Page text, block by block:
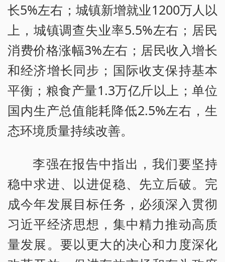
长5%左右；城镇新增就业1200万人以
上，城镇调查失业率5.5%左右；居民
消费价格涨幅3%左右；居民收入增长
和经济增长同步；国际收支保持基本
平衡；粮食产量1.3万亿斤以上；单位
国内生产总值能耗降低2.5%左右，生
态环境质量持续改善。
李强在报告中指出，我们要坚持
稳中求进、以进促稳、先立后破。完
成今年发展目标任务，必须深入贯彻
习近平经济思想，集中精力推动高质
量发展。要以更大的决心和力度深化